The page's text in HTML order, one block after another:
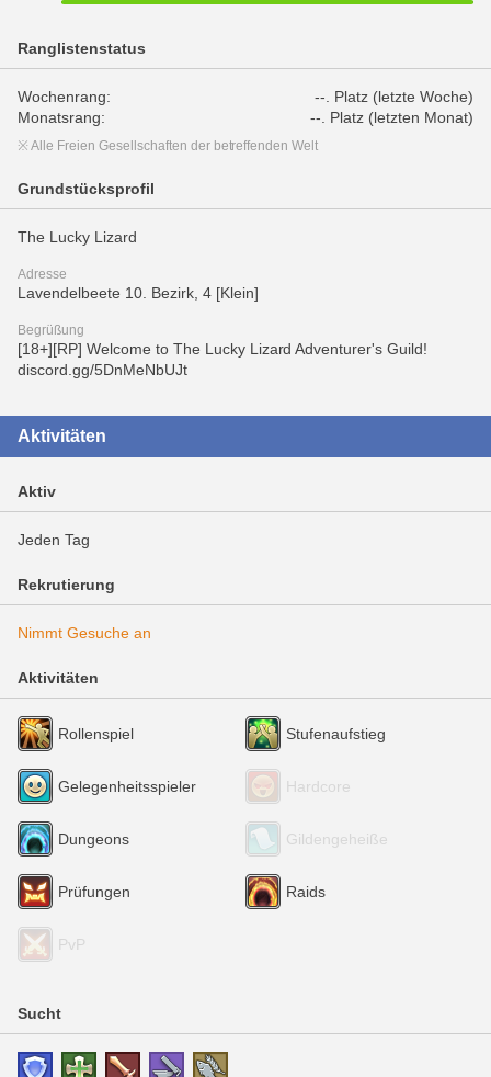
Ranglistenstatus
Wochenrang:
--. Platz (letzte Woche)
Monatsrang:
--. Platz (letzten Monat)
※ Alle Freien Gesellschaften der betreffenden Welt
Grundstücksprofil
The Lucky Lizard
Adresse
Lavendelbeete 10. Bezirk, 4 [Klein]
Begrüßung
[18+][RP] Welcome to The Lucky Lizard Adventurer's Guild!
discord.gg/5DnMeNbUJt
Aktivitäten
Aktiv
Jeden Tag
Rekrutierung
Nimmt Gesuche an
Aktivitäten
Rollenspiel Stufenaufstieg
Gelegenheitsspieler Hardcore
Dungeons Gildengeheiße
Prüfungen Raids
PvP
Sucht